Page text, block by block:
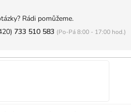
Rádi pomůžeme.
733 510 583 (Po-Pá 8:00 - 17:00 hod.)